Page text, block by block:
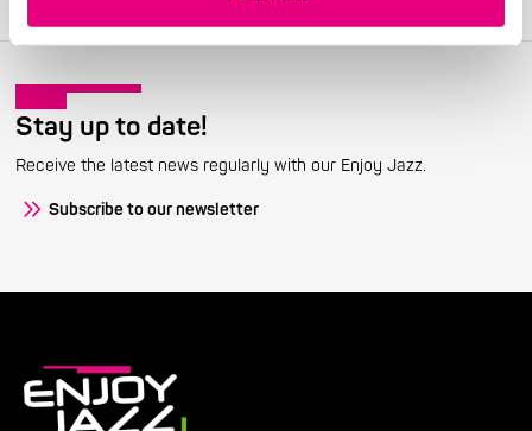
Stay up to date!
Receive the latest news regularly with our Enjoy Jazz.
Subscribe to our newsletter